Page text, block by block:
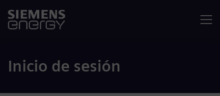
Inicio de sesión